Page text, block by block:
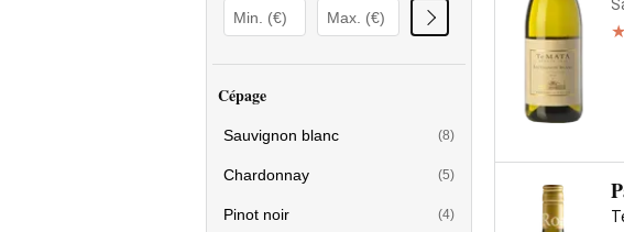
Cépage
Sauvignon blanc (8)
Chardonnay (5)
Pinot noir (4)